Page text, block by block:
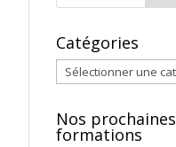
Catégories
Catégories
Nos prochaines
formations